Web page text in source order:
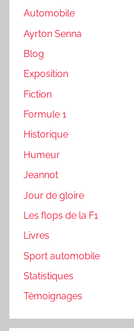
Automobile
Ayrton Senna
Blog
Exposition
Fiction
Formule 1
Historique
Humeur
Jeannot
Jour de gloire
Les flops de la F1
Livres
Sport automobile
Statistiques
Témoignages